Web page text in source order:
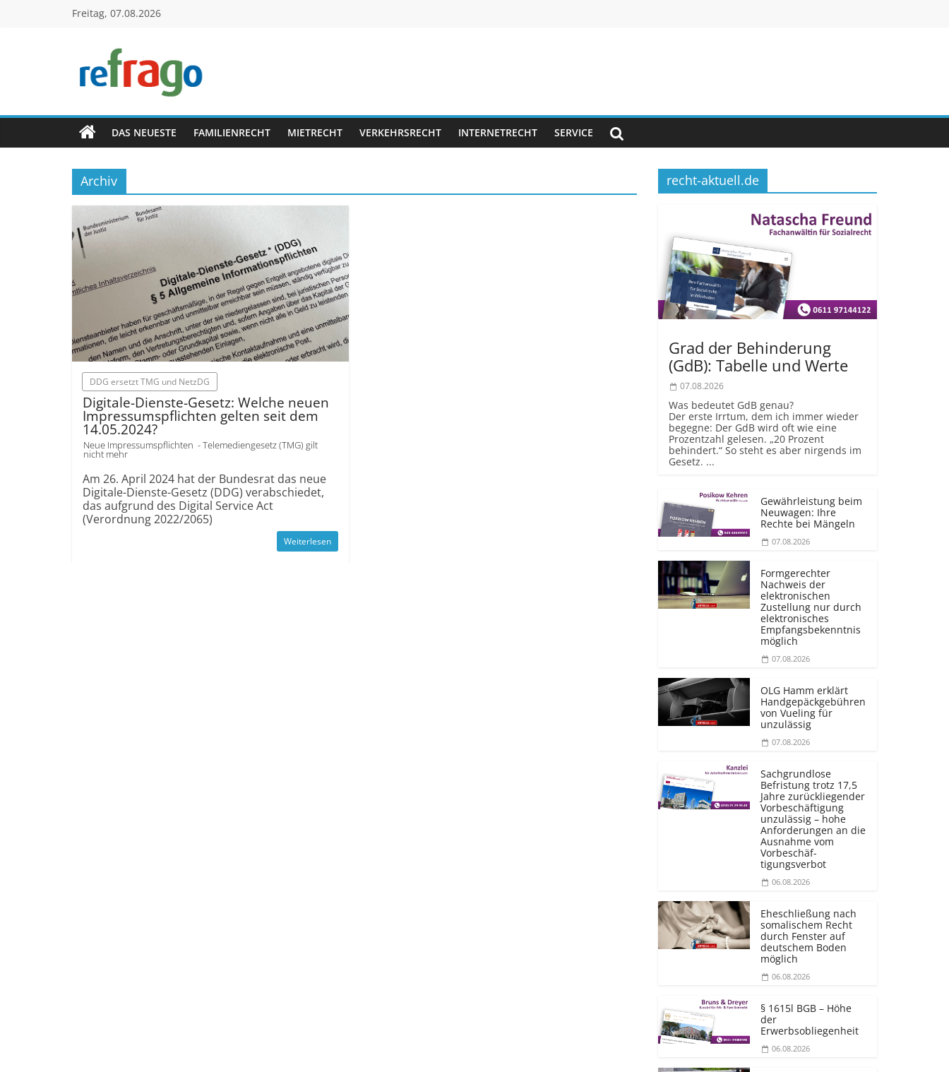
Freitag, 07.08.2026
refrago
Rechtsfragen
online
verständlich
erklärt
kostenlos
DAS NEUESTE FAMILIENRECHT MIETRECHT VERKEHRSRECHT INTERNETRECHT SERVICE
Archiv
DDG ersetzt TMG und NetzDG
Digitale-Dienste-Gesetz: Welche neuen
Impressumspflichten gelten seit dem
14.05.2024?
Neue Impressumspflichten - Telemediengesetz (TMG) gilt
nicht mehr
Am 26. April 2024 hat der Bundesrat das neue
Digitale-Dienste-Gesetz (DDG) verabschiedet,
das aufgrund des Digital Service Act
(Verordnung 2022/2065)
Weiterlesen
recht-aktuell.de
Grad der Behinderung
(GdB): Tabelle und Werte
07.08.2026
Was bedeutet GdB genau?
Der erste Irrtum, dem ich immer wieder
begegne: Der GdB wird oft wie eine
Prozentzahl gelesen. „20 Prozent
behindert.“ So steht es aber nirgends im
Gesetz. ...
Gewährleistung beim
Neuwagen: Ihre
Rechte bei Mängeln
07.08.2026
Formgerechter
Nachweis der
elektronischen
Zustellung nur durch
elektronisches
Empfangsbekenntnis
möglich
07.08.2026
OLG Hamm erklärt
Handgepäckgebühren
von Vueling für
unzulässig
07.08.2026
Sachgrundlose
Befristung trotz 17,5
Jahre zurückliegender
Vorbeschäftigung
unzulässig – hohe
Anforderungen an die
Ausnahme vom
Vorbeschäf­
tigungsverbot
06.08.2026
Eheschließung nach
somalischem Recht
durch Fenster auf
deutschem Boden
möglich
06.08.2026
§ 1615l BGB – Höhe
der
Erwerbsobliegenheit
06.08.2026